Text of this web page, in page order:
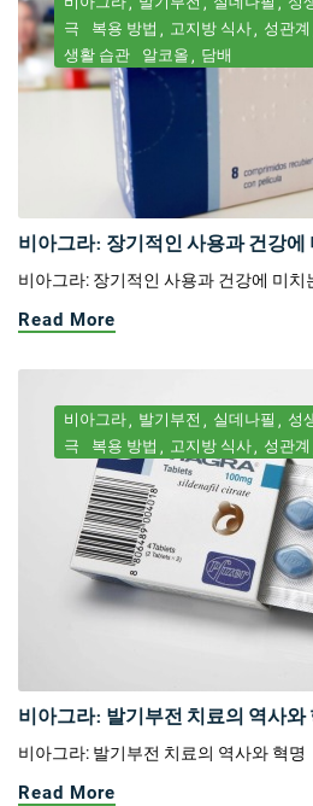
극
복용 방법 고지방 식사 성관계
생활 습관
알코올 담배
비아그라: 장기적인 사용과 건강에
비아그라: 장기적인 사용과 건강에 미치
Read More
비아그라 발기부전 실데나필 성
극
복용 방법 고지방 식사 성관계
비아그라: 발기부전 치료의 역사와
비아그라: 발기부전 치료의 역사와 혁명
Read More